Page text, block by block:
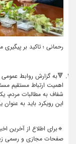
رحمانی ؛ تاکید بر
🔻به گزارش روابط عمومی
اهمیت ارتباط مستقیم
شفاف به مطالبات مردم،
این رویکرد باید به
🔹برای اطلاع از آخرین
صفحات مجازی و رسمی